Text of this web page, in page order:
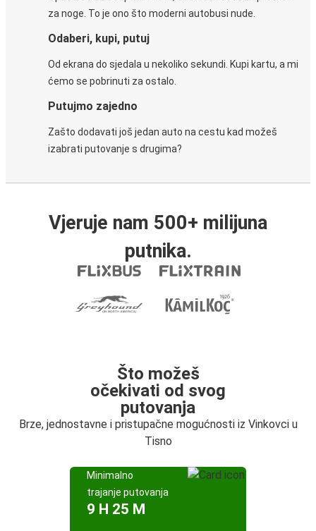
za noge. To je ono što moderni autobusi nude.
Odaberi, kupi, putuj
Od ekrana do sjedala u nekoliko sekundi. Kupi kartu, a mi
ćemo se pobrinuti za ostalo.
Putujmo zajedno
Zašto dodavati još jedan auto na cestu kad možeš
izabrati putovanje s drugima?
Vjeruje nam 500+ milijuna
putnika.
Što možeš
očekivati od svog
putovanja
Brze, jednostavne i pristupačne mogućnosti iz Vinkovci u
Tisno
Minimalno
trajanje putovanja
9 H 25 M